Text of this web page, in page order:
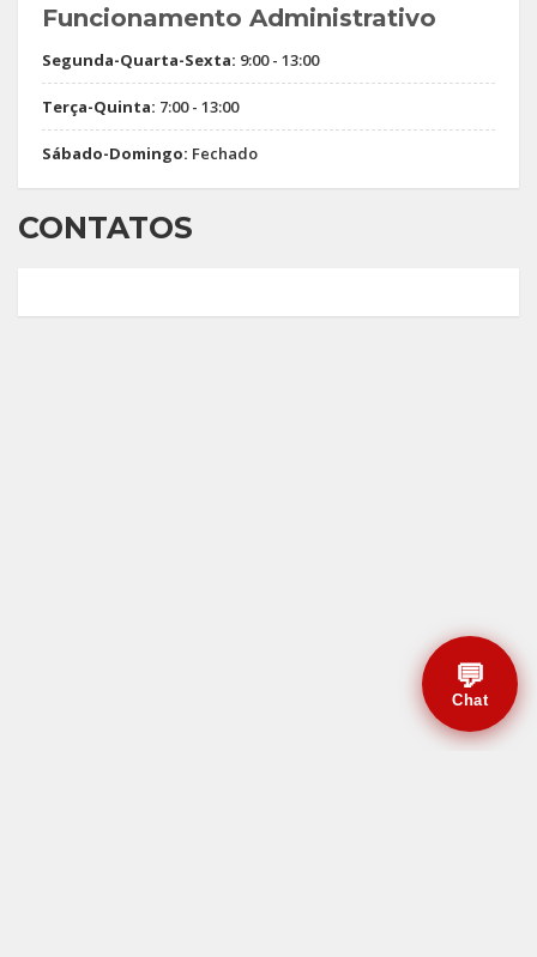
Funcionamento Administrativo
Segunda-Quarta-Sexta: 9:00 - 13:00
Terça-Quinta: 7:00 - 13:00
Sábado-Domingo: Fechado
CONTATOS
💬
Chat